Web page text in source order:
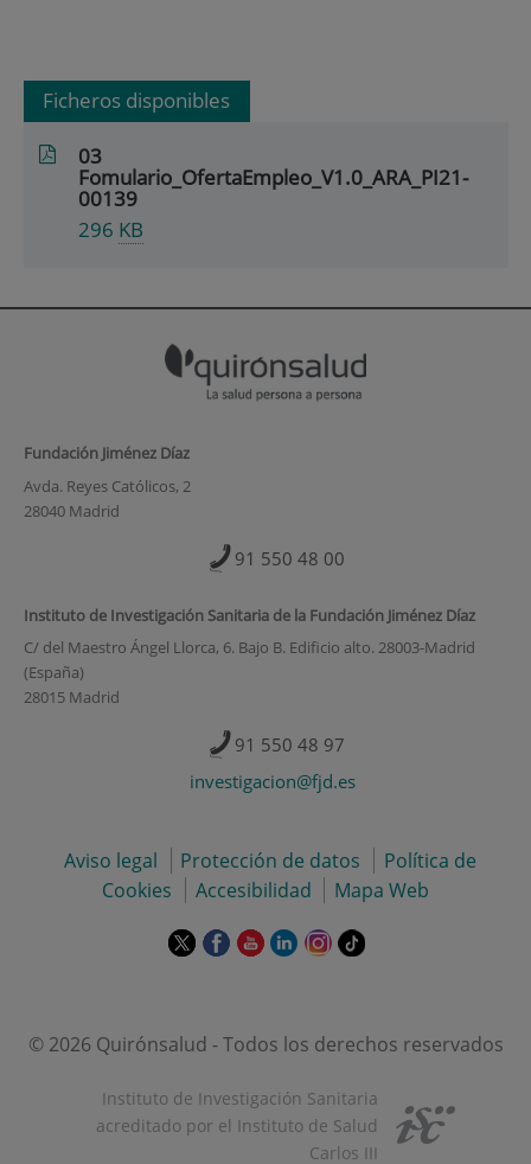
Ficheros disponibles
03
Fomulario_OfertaEmpleo_V1.0_ARA_PI21-
00139
296 KB
Fundación Jiménez Díaz
Avda. Reyes Católicos, 2
28040 Madrid
91 550 48 00
Instituto de Investigación Sanitaria de la Fundación Jiménez Díaz
C/ del Maestro Ángel Llorca, 6. Bajo B. Edificio alto. 28003-Madrid
(España)
28015 Madrid
91 550 48 97
investigacion@fjd.es
Aviso legal Protección de datos
Política de
Cookies
Accesibilidad Mapa Web
Este
en
ventana
nueva.
Este
en
ventana
nueva.
Este
en
ventana
Este
en
ventana
nueva.
Este
en
ventana
nueva.
Enlace
externa.
© 2026 Quirónsalud - Todos los derechos reservados
Instituto de Investigación Sanitaria
acreditado por el Instituto de Salud
Carlos III